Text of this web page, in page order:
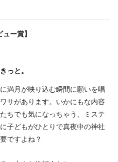
ー賞】
っと。
満月が映り込む瞬間に願いを唱
サがあります。いかにもな内容
ちでも気になっちゃう、ミステ
子どもがひとりで真夜中の神社
ですよね？